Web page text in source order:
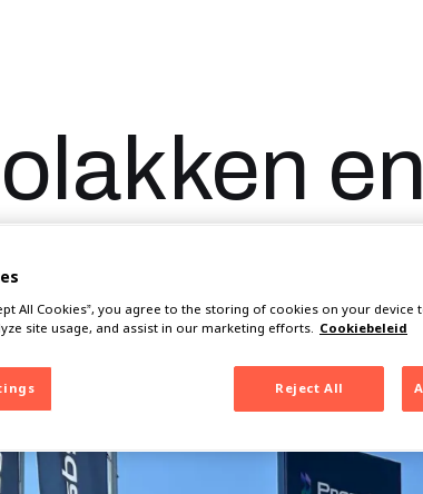
en
All Cookies”, you agree to the storing of cookies on your device
site usage, and assist in our marketing efforts. Cookiebeleid
Reject All